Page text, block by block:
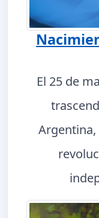
El 25 de